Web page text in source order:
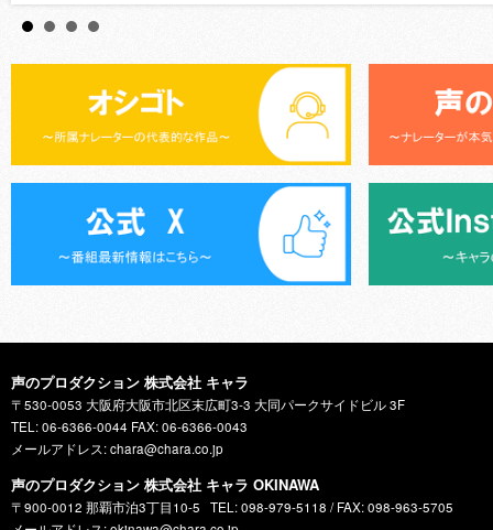
声のプロダクション 株式会社 キャラ
〒530-0053 大阪府大阪市北区末広町3-3 大同パークサイドビル 3F
TEL: 06-6366-0044 FAX: 06-6366-0043
メールアドレス: chara@chara.co.jp
声のプロダクション 株式会社 キャラ OKINAWA
〒900-0012 那覇市泊3丁目10-5
TEL: 098-979-5118 / FAX: 098-963-5705